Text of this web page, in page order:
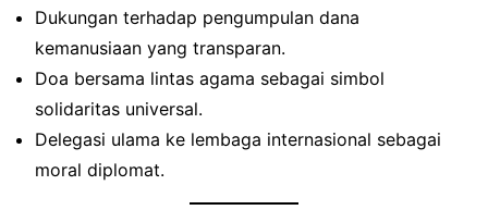
Dukungan terhadap pengumpulan dana
kemanusiaan yang transparan.
Doa bersama lintas agama sebagai simbol
solidaritas universal.
Delegasi ulama ke lembaga internasional sebagai
moral diplomat.